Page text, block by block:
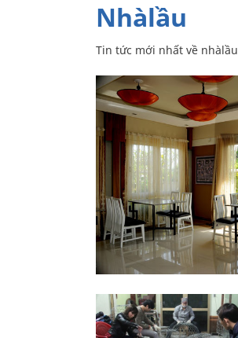
nhàlầu
Tin tức mới nhất về nhàlầu